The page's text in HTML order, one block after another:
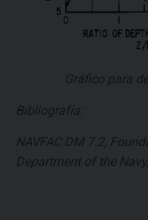
Gráfico para
Bibliografía:
NAVFAC DM 7.2,
Department of the